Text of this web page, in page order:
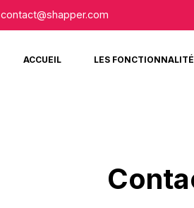
contact@shapper.com
ACCUEIL LES